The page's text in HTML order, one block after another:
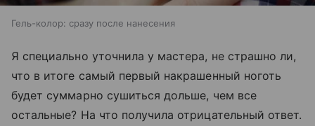
Гель-колор: сразу после нанесения
Я специально уточнила у мастера, не страшно ли,
что в итоге самый первый накрашенный ноготь
будет суммарно сушиться дольше, чем все
остальные? На что получила отрицательный ответ.